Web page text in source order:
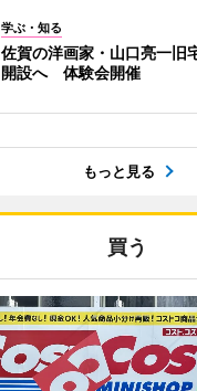
学ぶ・知る
佐賀の洋画家・山口亮一旧
開設へ 体験会開催
もっと見る
買う